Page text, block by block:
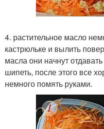
4. растительное масло
кастрюльке и вылить
масла они начнут
шипеть, после этого все
немного помять руками.